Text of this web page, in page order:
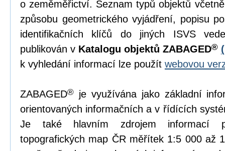
o zeměměřictví. Seznam typů objektů
způsobu geometrického vyjádření, popisu
identifikačních klíčů do jiných ISVS
publikován v Katalogu objektů ZABAGED®
k vyhledání informací lze použít webovou
ZABAGED® je využívána jako základní
orientovaných informačních a v řídících
Je také hlavním zdrojem informací
topografických map ČR měřítek 1:5 000 až